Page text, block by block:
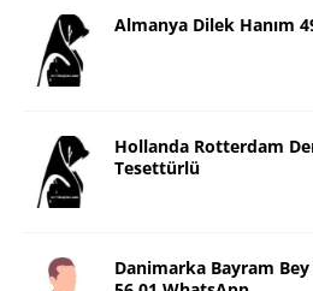
Almanya Dilek Hanım
Hollanda Rotterdam
Tesettürlü
Danimarka Bayram